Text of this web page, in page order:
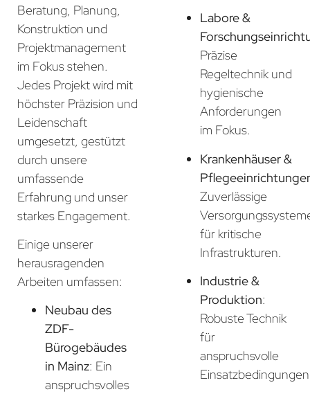
Beratung, Planung,
Konstruktion und
Projektmanagement
im Fokus stehen.
Jedes Projekt wird mit
höchster Präzision und
Leidenschaft
umgesetzt, gestützt
durch unsere
umfassende
Erfahrung und unser
starkes Engagement.
Einige unserer
herausragenden
Arbeiten umfassen:
Neubau des
ZDF-
Bürogebäudes
in Mainz: Ein
anspruchsvolles
Labore &
Präzise
Regeltechnik und
hygienische
Anforderungen
im Fokus.
Krankenhäuser &
Zuverlässige
für kritische
Infrastrukturen.
Industrie &
Produktion:
Robuste Technik
für
anspruchsvolle